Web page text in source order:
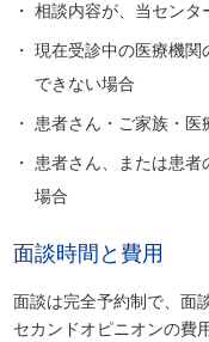
・ 相談内容が、当セン
・ 現在受診中の医療機
できない場合
・ 患者さん・ご家族・
・ 患者さん、または患
場合
面談時間と費用
面談は完全予約制で、面
セカンドオピニオンの費